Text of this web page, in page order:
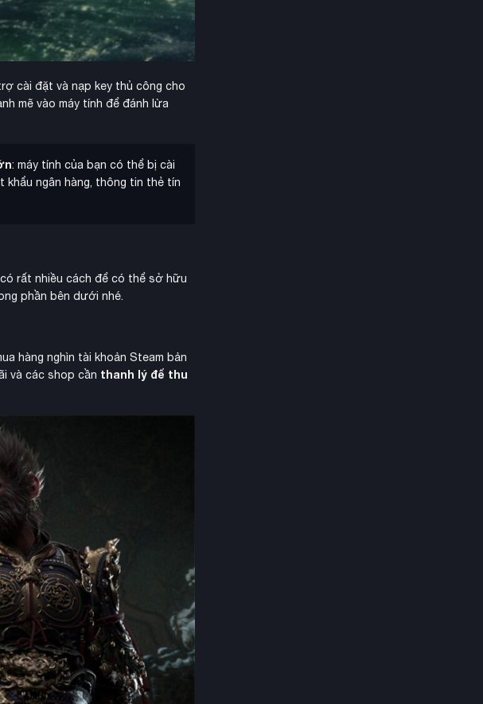
cài đặt và nạp key thủ công cho
mẽ vào máy tính để đánh lừa
: máy tính của bạn có thể bị cài
khẩu ngân hàng, thông tin thẻ tín
rất nhiều cách để có thể sở hữu
phần bên dưới nhé.
hàng nghìn tài khoản Steam bản
và các shop cần thanh lý để thu